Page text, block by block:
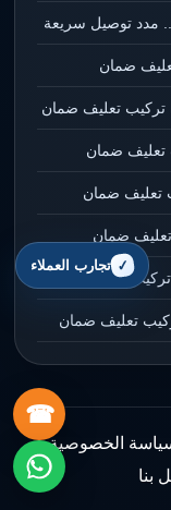
مدد توصيل سريعة
ضمان
تعليف ضمان
تعليف ضمان
تعليف ضمان
ضمان
تعليف ضمان
تعليف ضمان
الخصوصية
بنا
☎
تجارب العملاء